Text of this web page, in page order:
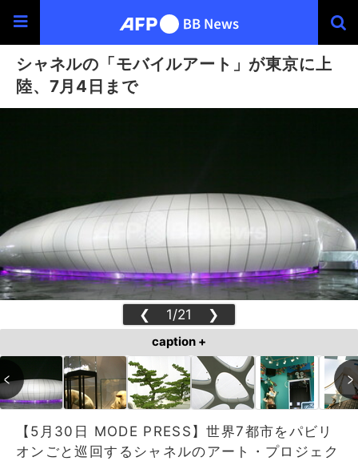
シャネルの「モバイルアート」が東京に上
陸、7月4日まで
❮ 1/21 ❯
caption +
【5月30日 MODE PRESS】世界7都市をパビリ
オンごと巡回するシャネルのアート・プロジェク